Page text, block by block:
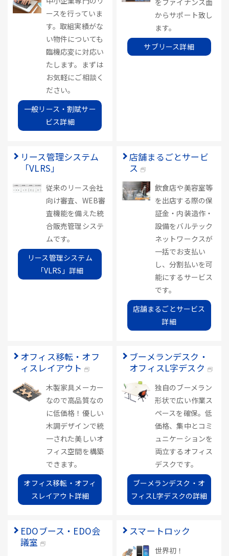
ースを行っていま
す。取組実績がな
い物件についても
臨機応変に対応い
たします。まずは
お気軽にご相談く
ださい。
一般リース・割賦サー
ビス詳細
をファイナンス面
からサポート致し
ます。
サブリース詳細
リース管理システム
「VLRS」
従来のリース会社
向け審査、WEB審
査機能を備えた統
合販売管理システ
ムです。
リース管理システム
「VLRS」詳細
店舗まるごとサービ
ス
飲食店や美容室等
を出店する際の保
証金・内装造作・
設備をバルテック
ネットワークスが
一括でお支払い
し、分割払いを可
能にするサービス
です。
店舗まるごとサービス
詳細
オフィス移転・オフ
ィスレイアウト
木製家具メーカー
なので高品質なの
に低価格！優しい
木調デザインで統
一された美しいオ
フィス空間を構築
できます。
オフィス移転・オフィ
スレイアウト詳細
ブーメランデスク・
オフィスL字デスク
独自のブーメラン
形状で広い作業ス
ペースを確保。低
価格、集中とコミ
ュニケーションを
両立するオフィス
デスクです。
ブーメランデスク・オ
フィスL字デスクの詳細
EDOブース・EDO会
議室
スマートロック
世界初！